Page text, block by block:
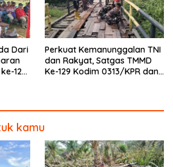
Dari
129
Perkuat Kemanunggalan TNI
dan Rakyat, Satgas TMMD
Ke-129 Kodim 0313/KPR dan
kamu